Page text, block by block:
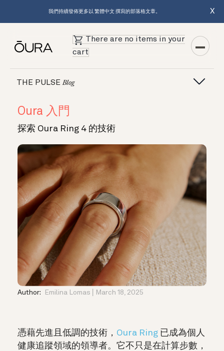
我們持續發佈更多以 繁體中文 撰寫的部落格文章。 X
There are no items in your
cart
THE PULSEBlog
Oura 入門
探索 Oura Ring 4 的技術
Author: Emilina Lomas March 18, 2025
憑藉先進且低調的技術， Oura Ring 已成為個人
健康追蹤領域的領導者。它不只是在計算步數，